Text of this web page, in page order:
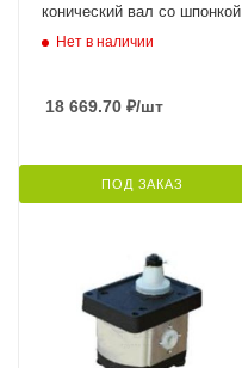
конический вал со шпонкой
Нет в наличии
18 669.70 ₽/шт
ПОД ЗАКАЗ